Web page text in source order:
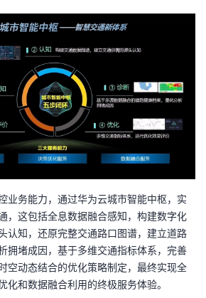
业务能力，通过华为云城市智能中枢，实
，这包括全息数据融合感知，构建数字化
认知，还原完整交通路口图谱，建立道路
拥堵成因，基于多维交通指标体系，完善
空动态结合的优化策略制定，最终实现全
化和数据融合利用的终极服务体验。